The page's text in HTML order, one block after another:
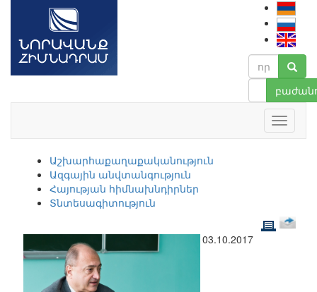
Աշխարհաքաղաքականություն
Ազգային անվտանգություն
Հայության հիմնախնդիրներ
Տնտեսագիտություն
03.10.2017